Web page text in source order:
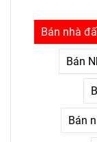
phải là khó khăn
nỗi đau kéo dài
điểm
Bán nhà
Bán
Bán